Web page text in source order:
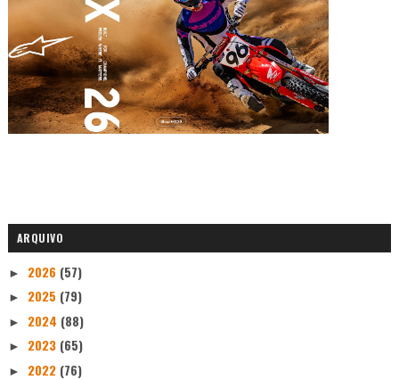
ARQUIVO
► 2026 (57)
► 2025 (79)
► 2024 (88)
► 2023 (65)
► 2022 (76)